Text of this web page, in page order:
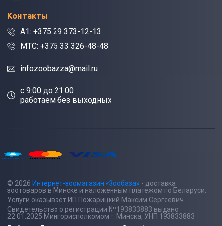
Контакты
A1: +375 29 373-12-13
МТС: +375 33 326-48-48
infozoobazza@mail.ru
c 9:00 до 21:00
работаем без выходных
© 2026 Интернет-зоомагазин «Зообаза» - доставка
зоотоваров в Минске и наложенным платежом по Беларуси.
Услуги оказывает ИП Пожарицкий Максим Сергеевич
Свидетельство о регистрации Nº193833883 выдано
22.01.2025 Мингорисполкомом г. Минска, УНП 193833883